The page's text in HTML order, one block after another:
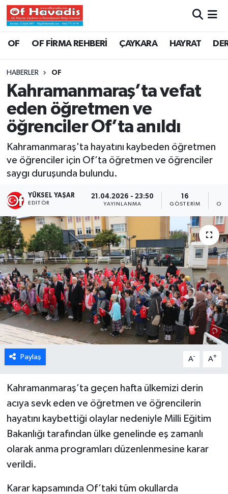
OF OF FİRMA REHBERİ ÇAYKARA HAYRAT
HABERLER OF
Kahramanmaraş’ta vefat
eden öğretmen ve
öğrenciler Of’ta anıldı
Kahramanmaraş'ta hayatını kaybeden öğretmen
ve öğrenciler için Of’ta öğretmen ve öğrenciler
saygı duruşunda bulundu.
YÜKSEL YAŞAR
EDITÖR
21.04.2026 - 23:50
YAYINLANMA
16
GÖSTERIM
Paylaş A- A+
Kahramanmaraş’ta geçen hafta ülkemizi derin
acıya sevk eden ve öğretmen ve öğrencilerin
hayatını kaybettiği olaylar nedeniyle Milli Eğitim
Bakanlığı tarafından ülke genelinde eş zamanlı
olarak anma programları düzenlenmesine karar
verildi.
Karar kapsamında Of’taki tüm okullarda
Trabzon Nöbetçi Eczaneler
Trabzon Namaz Vakitleri
Trabzon Trafik Yoğunluk Haritası
Süper Lig Puan Durumu ve Fikstür
Tüm Manşetler
Son Dakika Haberleri
Haber Arşivi